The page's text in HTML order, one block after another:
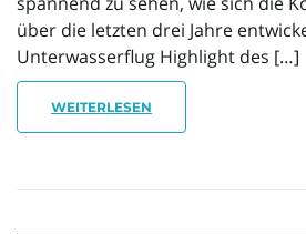
über die letzten drei Jahre
Unterwasserflug Highlight des […]
WEITERLESEN